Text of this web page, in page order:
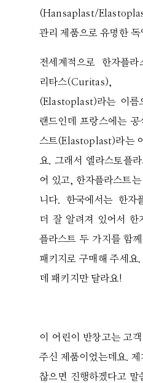
(Hansaplast/
관리 제품으로 유명한 독
전세계적으로 한자플
리타스(Curitas),
(Elastoplast)라는 이름
랜드인데 프랑스에는 공
스트(Elastoplast)라는
요. 그래서 엘라스토플
어 있고, 한자플라스트
니다. 한국에서는 한자
더 잘 알려져 있어서 한
플라스트 두 가지를 함
패키지로 구매해 주세요
데 패키지만 달라요!
이 어린이 반창고는 고
주신 제품이었는데요.
찮으면 진행하겠다고